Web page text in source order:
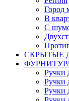
Город
В
С
СКРЫТЫЕ
Ручки
Ручки
Ручки